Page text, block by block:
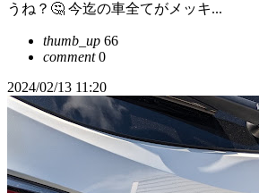
うね？🤔 今迄の車全てがメッキ...
thumb_up 66
comment0
2024/02/13 11:20